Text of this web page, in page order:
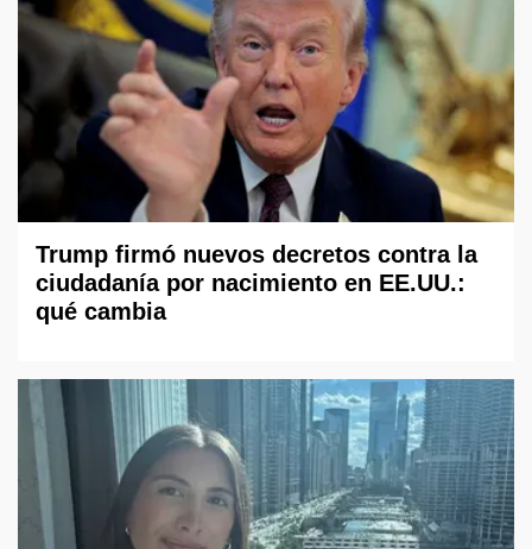
Trump firmó nuevos decretos contra la
ciudadanía por nacimiento en EE.UU.:
qué cambia